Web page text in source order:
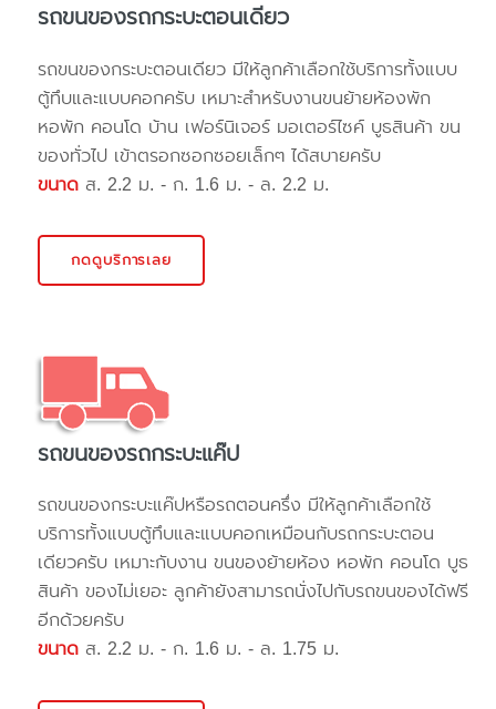
รถขนของรถกระบะตอนเดียว
รถขนของกระบะตอนเดียว มีให้ลูกค้าเลือกใช้บริการทั้งแบบ
ตู้ทึบและแบบคอกครับ เหมาะสำหรับงานขนย้ายห้องพัก
หอพัก คอนโด บ้าน เฟอร์นิเจอร์ มอเตอร์ไซค์ บูธสินค้า ขน
ของทั่วไป เข้าตรอกซอกซอยเล็กๆ ได้สบายครับ
ขนาด ส. 2.2 ม. - ก. 1.6 ม. - ล. 2.2 ม.
กดดูบริการเลย
รถขนของรถกระบะแค๊ป
รถขนของกระบะแค๊ปหรือรถตอนครึ่ง มีให้ลูกค้าเลือกใช้
บริการทั้งแบบตู้ทึบและแบบคอกเหมือนกับรถกระบะตอน
เดียวครับ เหมาะกับงาน ขนของย้ายห้อง หอพัก คอนโด บูธ
สินค้า ของไม่เยอะ ลูกค้ายังสามารถนั่งไปกับรถขนของได้ฟรี
อีกด้วยครับ
ขนาด ส. 2.2 ม. - ก. 1.6 ม. - ล. 1.75 ม.